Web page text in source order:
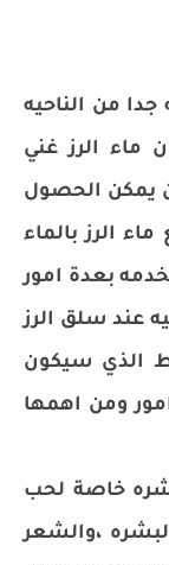
من الناحيه
ماء الرز غني
يمكن الحصول
الرز بالماء
بعدة امور
عند سلق الرز
الذي سيكون
ومن اهمها
خاصة لحب
،والشعر